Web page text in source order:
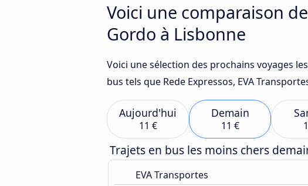
Voici une comparaison
Gordo à Lisbonne
Voici une sélection des prochains voyages
bus tels que Rede Expressos, EVA
Aujourd'hui
11 €
Demain
11 €
Trajets en bus les moins chers
EVA Transportes